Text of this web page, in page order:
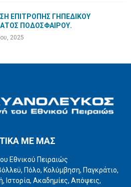
ΕΠΙΤΡΟΠΗΣ ΓΗΠΕΔΙΚΟΥ
ΠΟΔΟΣΦΑΙΡΟΥ.
2025
ΜΕ ΜΑΣ
Εθνικού Πειραιώς
Πόλο, Κολύμβηση, Παγκράτιο,
Ιστορία, Ακαδημίες, Απόψεις,